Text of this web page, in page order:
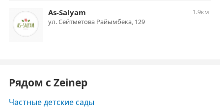
As-Salyam
1.9км
ул. ​Сейтметова Райымбека, 129
Рядом с Zeinep
Частные детские сады